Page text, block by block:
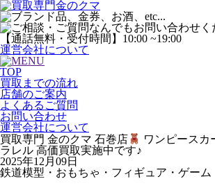
運営会社について
TOP
買取までの流れ
店舗のご案内
よくあるご質問
お問い合わせ
運営会社について
買取専門 金のクマ 石巻店
ワンピースカ
ラレル 高価買取実施中です♪
2025年12月09日
鉄道模型・おもちゃ・フィギュア・ゲーム